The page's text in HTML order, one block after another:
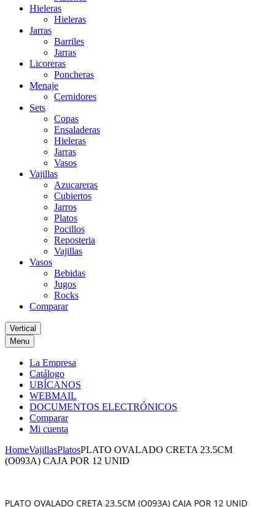
Hieleras
Hieleras
Jarras
Barriles
Jarras
Licoreras
Poncheras
Menaje
Cernidores
Sets
Copas
Ensaladeras
Hieleras
Jarras
Vasos
Vajillas
Azucareras
Cubiertos
Jarros
Platos
Pocillos
Reposteria
Vajillas
Vasos
Bebidas
Jugos
Rocks
Comparar
Vertical
Menu
La Empresa
Catálogo
UBÍCANOS
WEBMAIL
DOCUMENTOS ELECTRÓNICOS
Comparar
Mi cuenta
HomeVajillasPlatosPLATO OVALADO CRETA 23.5CM
(O093A) CAJA POR 12 UNID
PLATO OVALADO CRETA 23.5CM (O093A) CAJA POR 12 UNID